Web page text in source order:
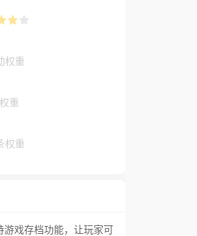
游戏存档功能，让玩家可